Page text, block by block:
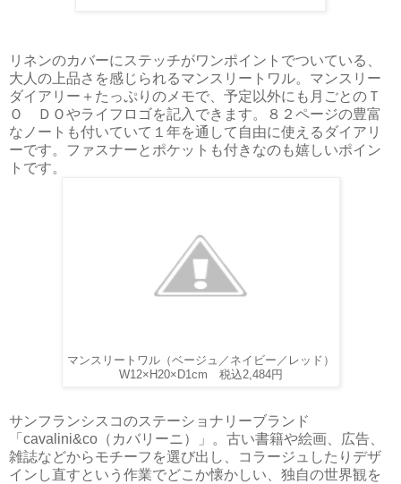
リネンのカバーにステッチがワンポイントでついている、
大人の上品さを感じられるマンスリートワル。マンスリー
ダイアリー＋たっぷりのメモで、予定以外にも月ごとのＴ
Ｏ ＤＯやライフロゴを記入できます。８２ページの豊富
なノートも付いていて１年を通して自由に使えるダイアリ
ーです。ファスナーとポケットも付きなのも嬉しいポイン
トです。
マンスリートワル（ベージュ／ネイビー／レッド）
W12×H20×D1cm 税込2,484円
サンフランシスコのステーショナリーブランド
「cavalini&co（カバリーニ）」。古い書籍や絵画、広告、
雑誌などからモチーフを選び出し、コラージュしたりデザ
インし直すという作業でどこか懐かしい、独自の世界観を